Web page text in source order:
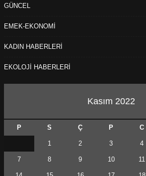
GÜNCEL
EMEK-EKONOMİ
KADIN HABERLERİ
EKOLOJİ HABERLERİ
Kasım 2022
P S Ç P C
1 2 3 4
7 8 9 10 11